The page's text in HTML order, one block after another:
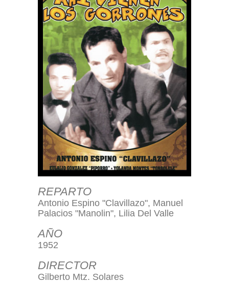
REPARTO
Antonio Espino "Clavillazo", Manuel
Palacios "Manolin", Lilia Del Valle
AÑO
1952
DIRECTOR
Gilberto Mtz. Solares